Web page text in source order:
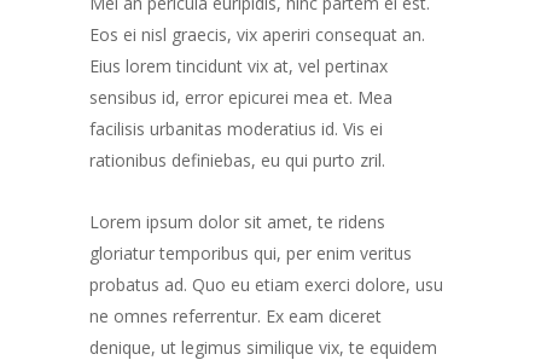
Eos ei nisl graecis, vix aperiri consequat an.
Eius lorem tincidunt vix at, vel pertinax
sensibus id, error epicurei mea et. Mea
facilisis urbanitas moderatius id. Vis ei
rationibus definiebas, eu qui purto zril.
Lorem ipsum dolor sit amet, te ridens
gloriatur temporibus qui, per enim veritus
probatus ad. Quo eu etiam exerci dolore, usu
ne omnes referrentur. Ex eam diceret
denique, ut legimus similique vix, te equidem